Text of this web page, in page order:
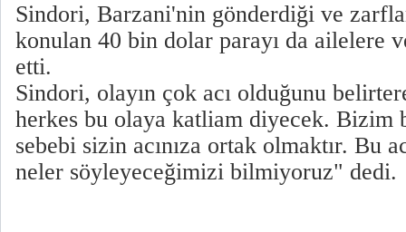
Sindori, Barzani'nin gönderdiği ve
konulan 40 bin dolar parayı da ailelere
etti.
Sindori, olayın çok acı olduğunu
herkes bu olaya katliam diyecek. Bizim
sebebi sizin acınıza ortak olmaktır. Bu
neler söyleyeceğimizi bilmiyoruz" dedi.